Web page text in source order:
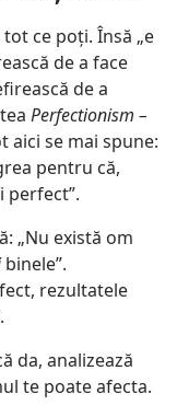
ce poți. Însă „e
de a face
de a
Perfectionism –
aici se mai spune:
pentru că,
perfect”.
„Nu există om
binele”.
rezultatele
da, analizează
te poate afecta.